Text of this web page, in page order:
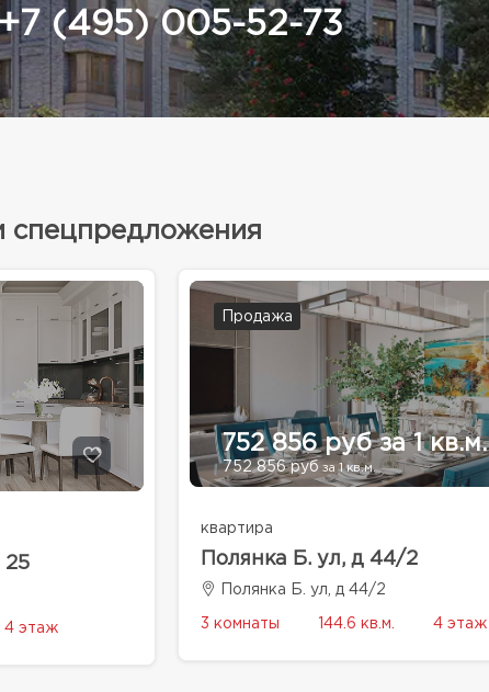
(495) 005-52-73
спецпредложения
25
4 этаж
Продажа
752 856 руб за 1 кв.м.
752 856 руб за 1 кв.м.
квартира
Полянка Б. ул, д 44/2
Полянка Б. ул, д 44/2
3 комнаты 144.6 кв.м. 4 этаж